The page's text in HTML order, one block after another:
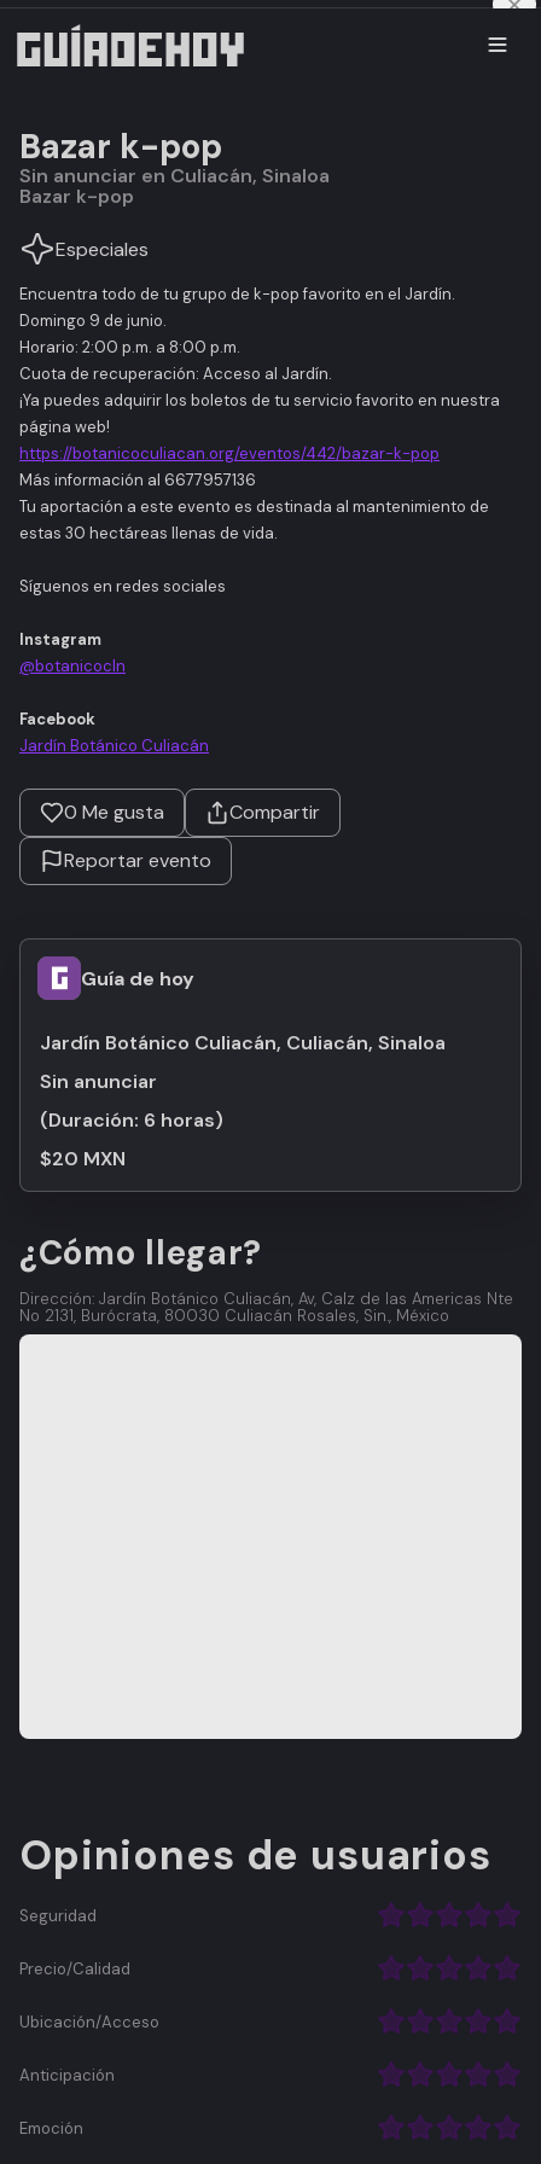
Bazar k-pop
Sin anunciar en Culiacán, Sinaloa
Bazar k-pop
Especiales
Encuentra todo de tu grupo de k-pop favorito en el Jardín.
Domingo 9 de junio.
Horario: 2:00 p.m. a 8:00 p.m.
Cuota de recuperación: Acceso al Jardín.
¡Ya puedes adquirir los boletos de tu servicio favorito en nuestra
página web!
https://botanicoculiacan.org/eventos/442/bazar-k-pop
Más información al 6677957136
Tu aportación a este evento es destinada al mantenimiento de
estas 30 hectáreas llenas de vida.
Síguenos en redes sociales
Instagram
@botanicocln
Facebook
Jardín Botánico Culiacán
0 Me gusta
Compartir
Reportar evento
Guía de hoy
Jardín Botánico Culiacán, Culiacán, Sinaloa
Sin anunciar
(Duración: 6 horas)
$20 MXN
¿Cómo llegar?
Dirección: Jardín Botánico Culiacán, Av, Calz de las Americas Nte
No 2131, Burócrata, 80030 Culiacán Rosales, Sin., México
Opiniones de usuarios
Seguridad
Precio/Calidad
Ubicación/Acceso
Anticipación
Emoción